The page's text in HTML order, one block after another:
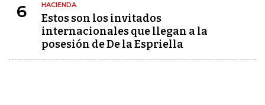
6 HACIENDA
Estos son los invitados
internacionales que llegan a la
posesión de De la Espriella